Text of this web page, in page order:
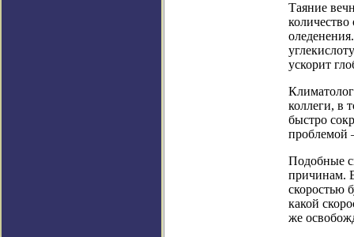
Таяние
ускорит
коллеги, в
быстро
проблемой
Подобные
причинам.
скоростью
какой
же